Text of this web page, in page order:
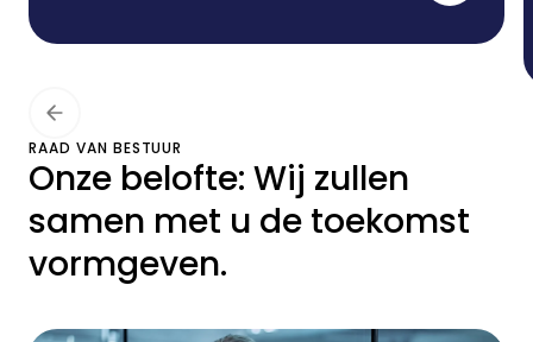
juiste leaseoplossingen
kan bieden voor onze
voortdurend
veranderende IT-
infrastructuur. CHG-
MERIDIAN voldoet in
RAAD VAN BESTUUR
Onze belofte: Wij zullen
samen met u de toekomst
vormgeven.